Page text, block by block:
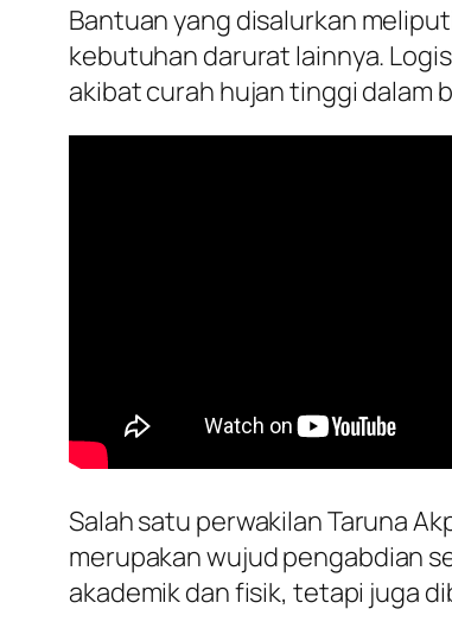
Bantuan yang disalurkan
kebutuhan darurat lainnya.
akibat curah hujan tinggi dalam
Salah satu perwakilan Taruna
merupakan wujud pengabdian
akademik dan fisik, tetapi juga